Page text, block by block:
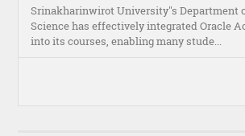
Srinakharinwirot University''s Department
Science has effectively integrated Oracle
into its courses, enabling many stude...